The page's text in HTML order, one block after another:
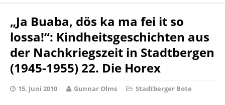
„Ja Buaba, dös ka ma fei it so
lossa!“: Kindheitsgeschichten aus
der Nachkriegszeit in Stadtbergen
(1945-1955) 22. Die Horex
15. Juni 2010 Gunnar Olms Stadtberger Bote